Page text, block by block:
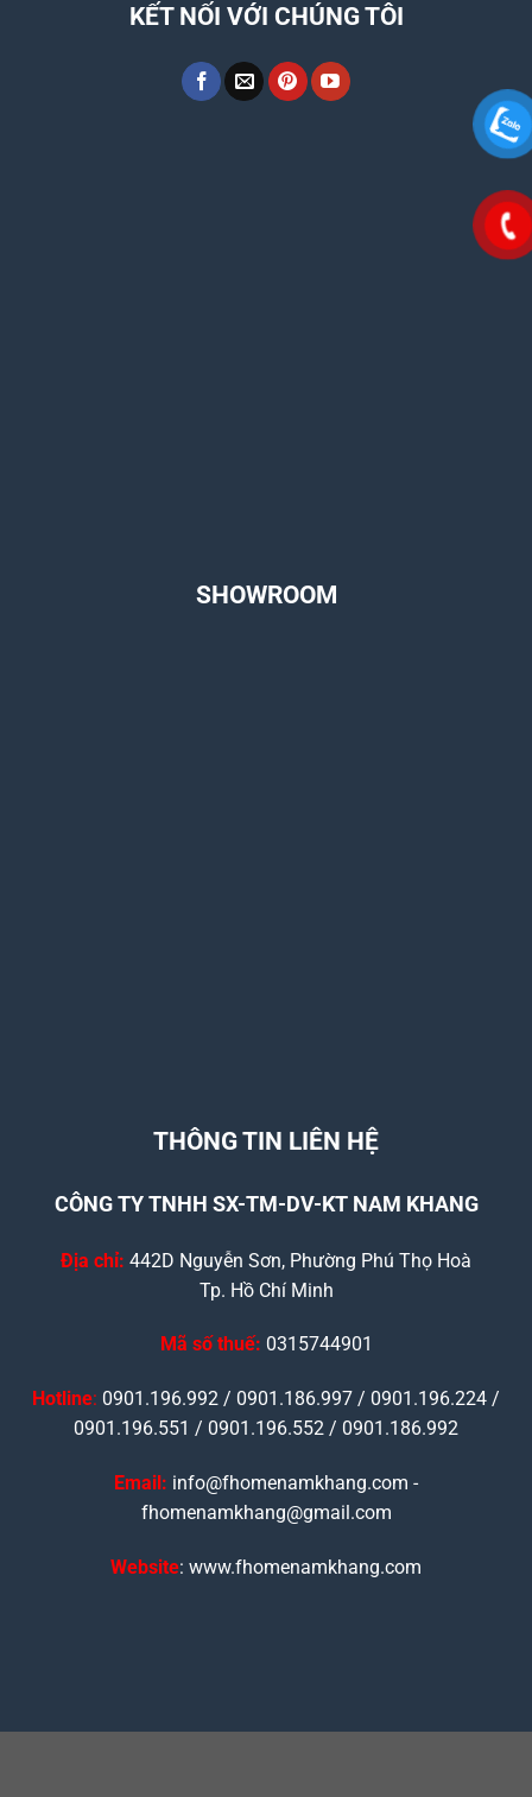
KẾT NỐI VỚI CHÚNG TÔI
SHOWROOM
THÔNG TIN LIÊN HỆ
CÔNG TY TNHH SX-TM-DV-KT NAM KHANG
Địa chỉ: 442D Nguyễn Sơn, Phường Phú Thọ Hoà
Tp. Hồ Chí Minh
Mã số thuế: 0315744901
Hotline: 0901.196.992 / 0901.186.997 / 0901.196.224 /
0901.196.551 / 0901.196.552 / 0901.186.992
Email: info@fhomenamkhang.com -
fhomenamkhang@gmail.com
Website: www.fhomenamkhang.com